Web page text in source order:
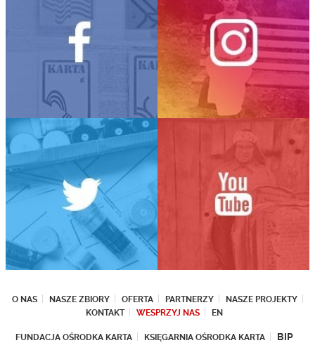
O NAS NASZE ZBIORY OFERTA PARTNERZY
NASZE PROJEKTY
KONTAKT
WESPRZYJ NAS EN
FUNDACJA OŚRODKA KARTA KSIĘGARNIA OŚRODKA KARTA BIP